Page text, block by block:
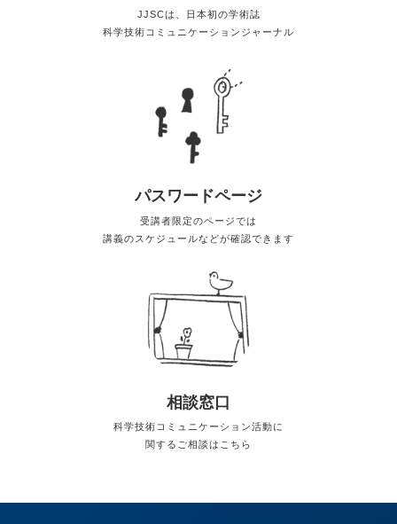
JJSCは、日本初の学術誌
科学技術コミュニケーションジャーナル
パスワードページ
受講者限定のページでは
講義のスケジュールなどが確認できます
相談窓口
科学技術コミュニケーション活動に
関するご相談はこちら